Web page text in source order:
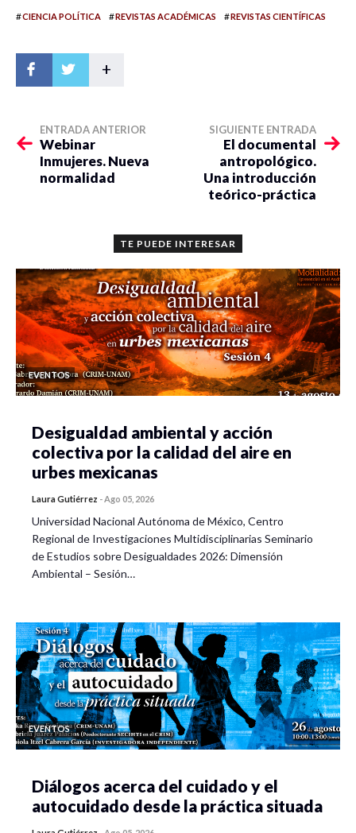
#CIENCIA POLÍTICA #REVISTAS ACADÉMICAS #REVISTAS CIENTÍFICAS
+
ENTRADA ANTERIOR
Webinar
Inmujeres. Nueva
normalidad
SIGUIENTE ENTRADA
El documental
antropológico.
Una introducción
teórico-práctica
TE PUEDE INTERESAR
EVENTOS
Desigualdad ambiental y acción
colectiva por la calidad del aire en
urbes mexicanas
Laura Gutiérrez -Ago 05, 2026
Universidad Nacional Autónoma de México, Centro
Regional de Investigaciones Multidisciplinarias Seminario
de Estudios sobre Desigualdades 2026: Dimensión
Ambiental – Sesión…
EVENTOS
Diálogos acerca del cuidado y el
autocuidado desde la práctica situada